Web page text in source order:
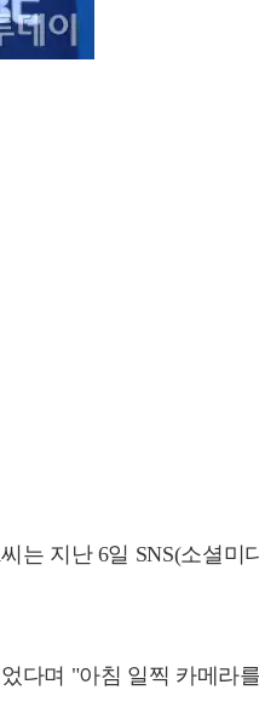
는 지난 6일 SNS(소셜
다며 "아침 일찍 카메라